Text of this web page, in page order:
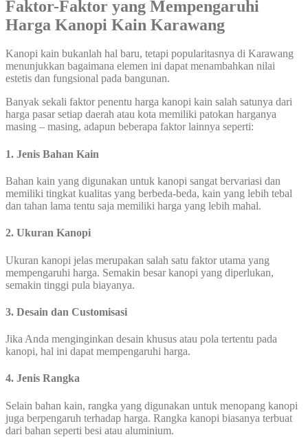
Faktor-Faktor yang Mempengaruhi
Harga Kanopi Kain Karawang
Kanopi kain bukanlah hal baru, tetapi popularitasnya di Karawang
menunjukkan bagaimana elemen ini dapat menambahkan nilai
estetis dan fungsional pada bangunan.
Banyak sekali faktor penentu harga kanopi kain salah satunya dari
harga pasar setiap daerah atau kota memiliki patokan harganya
masing – masing, adapun beberapa faktor lainnya seperti:
1. Jenis Bahan Kain
Bahan kain yang digunakan untuk kanopi sangat bervariasi dan
memiliki tingkat kualitas yang berbeda-beda, kain yang lebih tebal
dan tahan lama tentu saja memiliki harga yang lebih mahal.
2. Ukuran Kanopi
Ukuran kanopi jelas merupakan salah satu faktor utama yang
mempengaruhi harga. Semakin besar kanopi yang diperlukan,
semakin tinggi pula biayanya.
3. Desain dan Customisasi
Jika Anda menginginkan desain khusus atau pola tertentu pada
kanopi, hal ini dapat mempengaruhi harga.
4. Jenis Rangka
Selain bahan kain, rangka yang digunakan untuk menopang kanopi
juga berpengaruh terhadap harga. Rangka kanopi biasanya terbuat
dari bahan seperti besi atau aluminium.